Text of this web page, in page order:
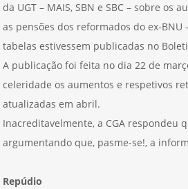
da UGT – MAIS, SBN e SBC – sobre
as pensões dos reformados do ex-BNU
tabelas estivessem publicadas no
A publicação foi feita no dia 22 de
celeridade os aumentos e respetivos
atualizadas em abril.
Inacreditavelmente, a CGA respondeu
argumentando que, pasme-se!, a
Repúdio